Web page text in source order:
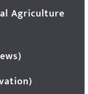
Agriculture